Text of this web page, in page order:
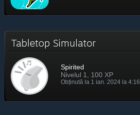
Tabletop Simulator
Spirited
Nivelul 1, 100 XP
Obținută la 1 ian. 2024 la 4:16